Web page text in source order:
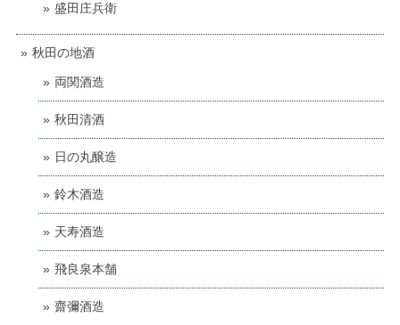
盛田庄兵衛
秋田の地酒
両関酒造
秋田清酒
日の丸醸造
鈴木酒造
天寿酒造
飛良泉本舗
齋彌酒造